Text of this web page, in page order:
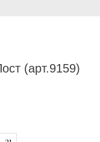
(арт.9159)